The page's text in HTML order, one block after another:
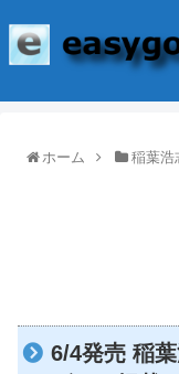
ホーム 稲葉浩
6/4発売 稲